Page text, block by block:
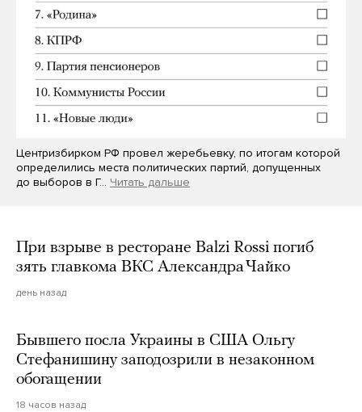
Центризбирком РФ провел жеребьевку, по итогам которой
определились места политических партий, допущенных
до выборов в Г… Читать дальше
При взрыве в ресторане Balzi Rossi погиб
зять главкома ВКС Александра Чайко
день назад
Бывшего посла Украины в США Ольгу
Стефанишину заподозрили в незаконном
обогащении
18 часов назад